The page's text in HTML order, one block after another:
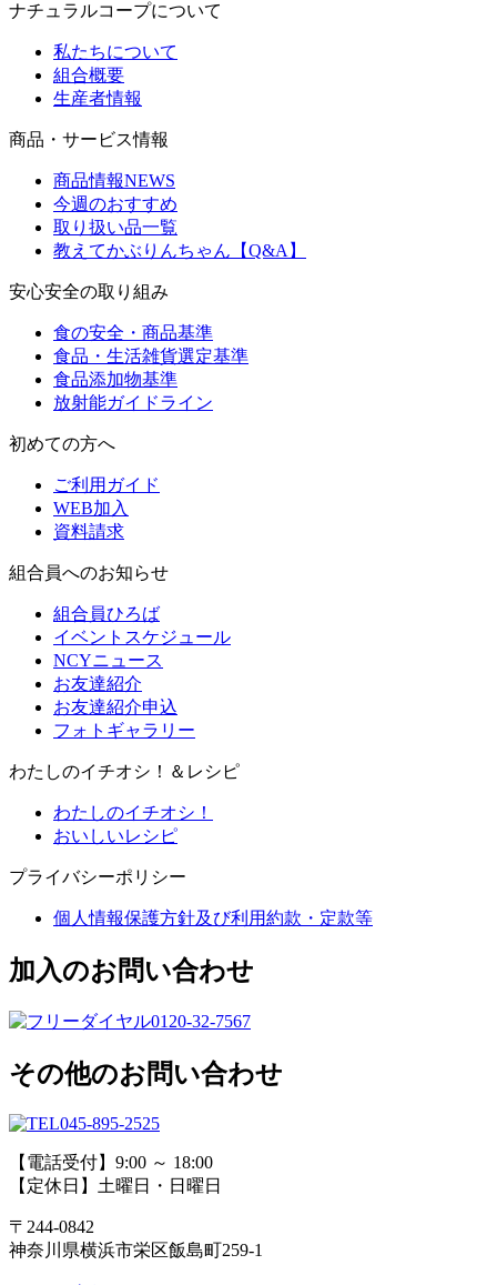
ナチュラルコープについて
私たちについて
組合概要
生産者情報
商品・サービス情報
商品情報NEWS
今週のおすすめ
取り扱い品一覧
教えてかぶりんちゃん【Q&A】
安心安全の取り組み
食の安全・商品基準
食品・生活雑貨選定基準
食品添加物基準
放射能ガイドライン
初めての方へ
ご利用ガイド
WEB加入
資料請求
組合員へのお知らせ
組合員ひろば
イベントスケジュール
NCYニュース
お友達紹介
お友達紹介申込
フォトギャラリー
わたしのイチオシ！＆レシピ
わたしのイチオシ！
おいしいレシピ
プライバシーポリシー
個人情報保護方針及び利用約款・定款等
加入のお問い合わせ
0120-32-7567
その他のお問い合わせ
045-895-2525
【電話受付】9:00 ～ 18:00
【定休日】土曜日・日曜日
〒244-0842
神奈川県横浜市栄区飯島町259-1